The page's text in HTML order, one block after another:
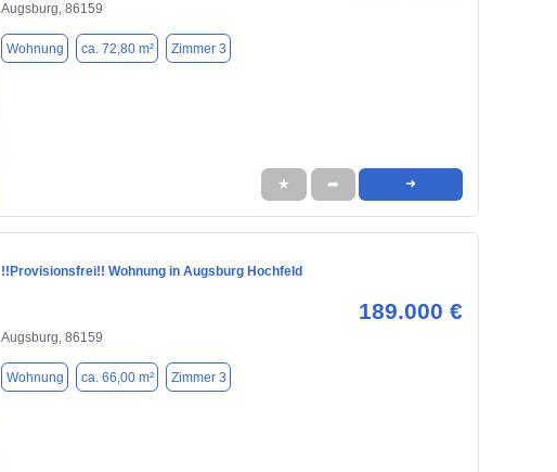
Augsburg, 86159
Wohnung ca. 72,80 m² Zimmer 3
★ ➦ ➜
!!Provisionsfrei!! Wohnung in Augsburg Hochfeld
189.000 €
Augsburg, 86159
Wohnung ca. 66,00 m² Zimmer 3